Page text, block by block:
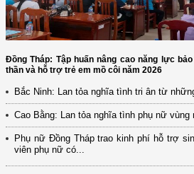
Đồng Tháp: Tập huấn nâng cao năng lực
thần và hỗ trợ trẻ em mồ côi năm 2026
Bắc Ninh: Lan tỏa nghĩa tình tri ân từ
Cao Bằng: Lan tỏa nghĩa tình phụ nữ vùng
Phụ nữ Đồng Tháp trao kinh phí hỗ trợ
viên phụ nữ có...